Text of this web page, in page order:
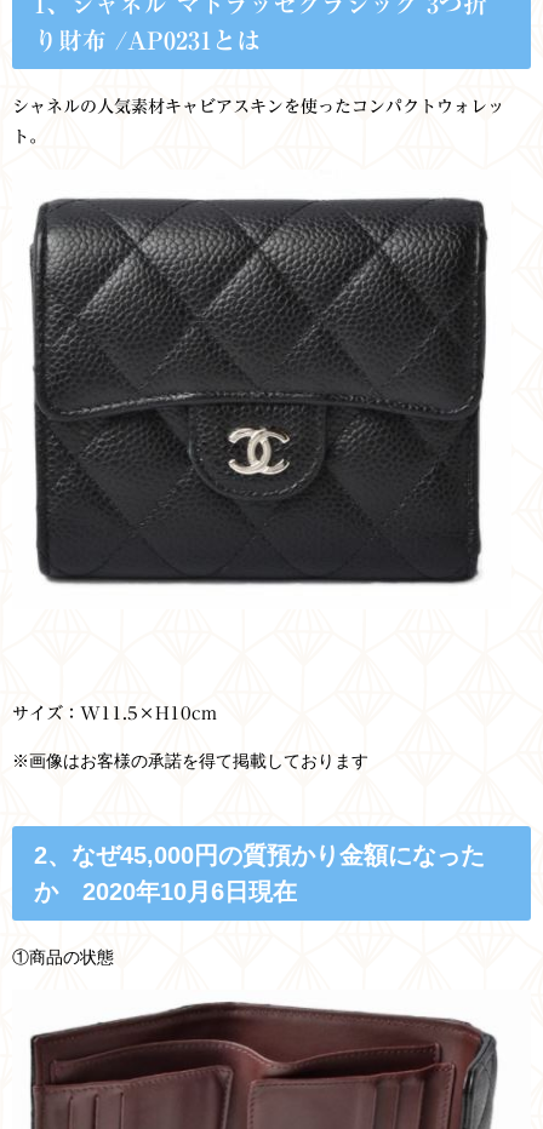
り財布 /AP0231とは
シャネルの人気素材キャビアスキンを使ったコンパクトウォレッ
ト。
サイズ：W11.5×H10cm
※画像はお客様の承諾を得て掲載しております
2、なぜ45,000円の質預かり金額になった
か 2020年10月6日現在
①商品の状態